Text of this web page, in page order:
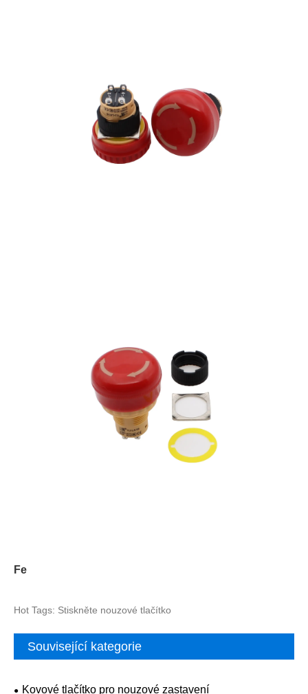
Fe
Hot Tags: Stiskněte nouzové tlačítko
Související kategorie
Kovové tlačítko pro nouzové zastavení